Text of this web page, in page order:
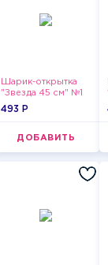
Шарик-открытка
"Звезда 45 см" №1
493 P
ДОБАВИТЬ